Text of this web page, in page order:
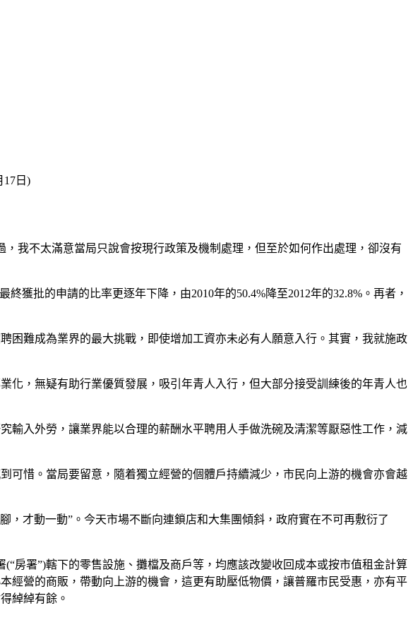
17日)
我不太滿意當局只說會按現行政策及機制處理，但至於如何作出處理，卻沒有
獲批的申請的比率更逐年下降，由2010年的50.4%降至2012年的32.8%。再者，
困難成為業界的最大挑戰，即使增加工資亦未必有人願意入行。其實，我就施政
化，無疑有助行業優質發展，吸引年青人入行，但大部分接受訓練後的年青人也
輸入外勞，讓業界能以合理的薪酬水平聘用人手做洗碗及清潔等厭惡性工作，減
可惜。當局要留意，隨着獨立經營的個體戶持續減少，市民向上游的機會亦會越
才動一動”。今天市場不斷向連鎖店和大集團傾斜，政府實在不可再敷衍了
房署”)轄下的零售設施、攤檔及商戶等，均應該改變收回成本或按市值租金計算
經營的商販，帶動向上游的機會，這更有助壓低物價，讓普羅市民受惠，亦有平
綽綽有餘。